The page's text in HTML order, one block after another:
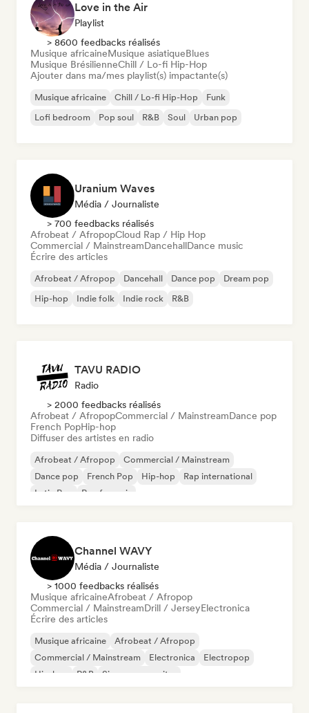
Love in the Air
Playlist
> 8600 feedbacks réalisés
Musique africaineMusique asiatiqueBlues
Musique BrésilienneChill / Lo-fi Hip-Hop
Ajouter dans ma/mes playlist(s) impactante(s)
Musique africaine Chill / Lo-fi Hip-Hop
Funk
Lofi bedroom
Pop soul R&B Soul Urban pop
Uranium Waves
Média / Journaliste
> 700 feedbacks réalisés
Afrobeat / AfropopCloud Rap / Hip Hop
Commercial / MainstreamDancehallDance music
Écrire des articles
Afrobeat / Afropop Dancehall Dance pop
Dream pop
Hip-hop
Indie folk Indie rock R&B
TAVU RADIO
Radio
> 2000 feedbacks réalisés
Afrobeat / AfropopCommercial / MainstreamDance pop
French PopHip-hop
Diffuser des artistes en radio
Afrobeat / Afropop
Commercial / Mainstream
Dance pop
French Pop Hip-hop
Rap international
Latin Pop
Rap francais
Channel WAVY
Média / Journaliste
> 1000 feedbacks réalisés
Musique africaineAfrobeat / Afropop
Commercial / MainstreamDrill / JerseyElectronica
Écrire des articles
Musique africaine
Afrobeat / Afropop
Commercial / Mainstream
Electronica
Electropop
Hip-hop
R&B Singer-songwriter